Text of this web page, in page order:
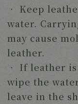
‧ Keep
water.
may cause
leather.
‧ If leather is
wipe the
leave in the